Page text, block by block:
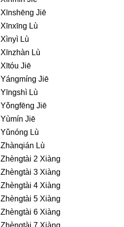
Xīnshēng Jiē
Xīnxīng Lù
Xìnyì Lù
Xīnzhàn Lù
Xītóu Jiē
Yángmíng Jiē
Yīngshì Lù
Yǒngfēng Jiē
Yùmín Jiē
Yǔnóng Lù
Zhànqián Lù
Zhèngtài 2 Xiàng
Zhèngtài 3 Xiàng
Zhèngtài 4 Xiàng
Zhèngtài 5 Xiàng
Zhèngtài 6 Xiàng